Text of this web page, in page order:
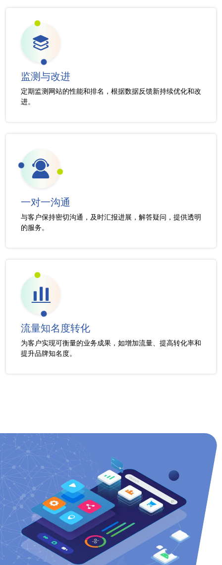
监测与改进
定期监测网站的性能和排名，根据数据反馈新持续优化和改
进。
一对一沟通
与客户保持密切沟通，及时汇报进展，解答疑问，提供透明
的服务。
流量知名度转化
为客户实现可衡量的业务成果，如增加流量、提高转化率和
提升品牌知名度。